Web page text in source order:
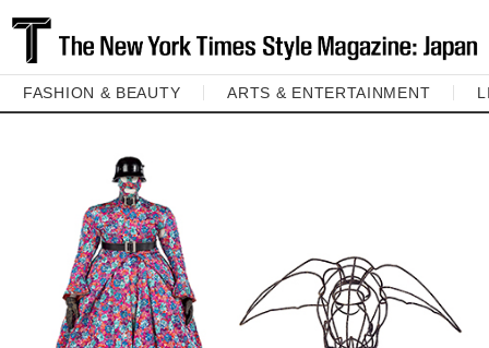
FASHION & BEAUTY ARTS & ENTERTAINMENT